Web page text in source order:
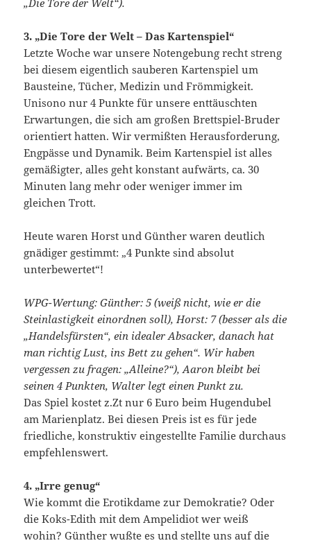
3. „Die Tore der Welt – Das Kartenspiel“
Letzte Woche war unsere Notengebung recht streng
bei diesem eigentlich sauberen Kartenspiel um
Bausteine, Tücher, Medizin und Frömmigkeit.
Unisono nur 4 Punkte für unsere enttäuschten
Erwartungen, die sich am großen Brettspiel-Bruder
orientiert hatten. Wir vermißten Herausforderung,
Engpässe und Dynamik. Beim Kartenspiel ist alles
gemäßigter, alles geht konstant aufwärts, ca. 30
Minuten lang mehr oder weniger immer im
gleichen Trott.
Heute waren Horst und Günther waren deutlich
gnädiger gestimmt: „4 Punkte sind absolut
unterbewertet“!
WPG-Wertung: Günther: 5 (weiß nicht, wie er die
Steinlastigkeit einordnen soll), Horst: 7 (besser als die
„Handelsfürsten“, ein idealer Absacker, danach hat
man richtig Lust, ins Bett zu gehen“. Wir haben
vergessen zu fragen: „Alleine?“), Aaron bleibt bei
seinen 4 Punkten, Walter legt einen Punkt zu.
Das Spiel kostet z.Zt nur 6 Euro beim Hugendubel
am Marienplatz. Bei diesen Preis ist es für jede
friedliche, konstruktiv eingestellte Familie durchaus
empfehlenswert.
4. „Irre genug“
Wie kommt die Erotikdame zur Demokratie? Oder
die Koks-Edith mit dem Ampelidiot wer weiß
wohin? Günther wußte es und stellte uns auf die